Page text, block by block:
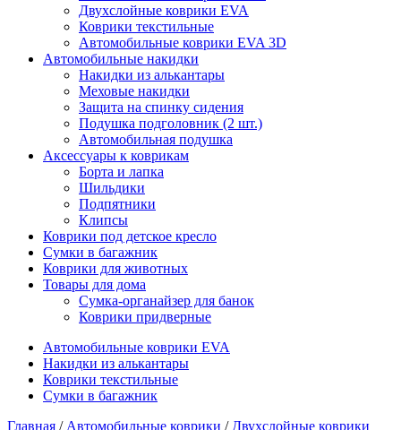
Двухслойные коврики EVA
Коврики текстильные
Автомобильные коврики EVA 3D
Автомобильные накидки
Накидки из алькантары
Меховые накидки
Защита на спинку сидения
Подушка подголовник (2 шт.)
Автомобильная подушка
Аксессуары к коврикам
Борта и лапка
Шильдики
Подпятники
Клипсы
Коврики под детское кресло
Сумки в багажник
Коврики для животных
Товары для дома
Сумка-органайзер для банок
Коврики придверные
Автомобильные коврики EVA
Накидки из алькантары
Коврики текстильные
Сумки в багажник
Главная / Автомобильные коврики / Двухслойные коврики